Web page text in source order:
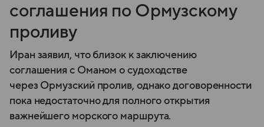
соглашения по Ормузскому
проливу
Иран заявил, что близок к заключению
соглашения с Оманом о судоходстве
через Ормузский пролив, однако договоренности
пока недостаточно для полного открытия
важнейшего морского маршрута.